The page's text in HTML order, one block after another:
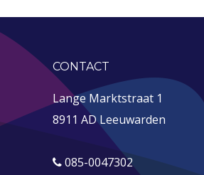
CONTACT
Lange Marktstraat 1
8911 AD Leeuwarden
085-0047302